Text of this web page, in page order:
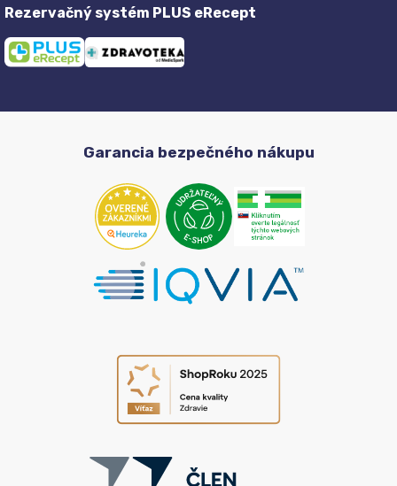
Rezervačný systém PLUS eRecept
Garancia bezpečného nákupu